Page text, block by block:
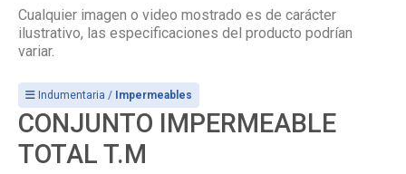
Cualquier imagen o video mostrado es de carácter
ilustrativo, las especificaciones del producto podrían
variar.
Indumentaria / Impermeables
CONJUNTO IMPERMEABLE
TOTAL T.M